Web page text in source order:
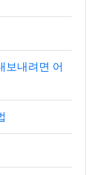
보내려면 어